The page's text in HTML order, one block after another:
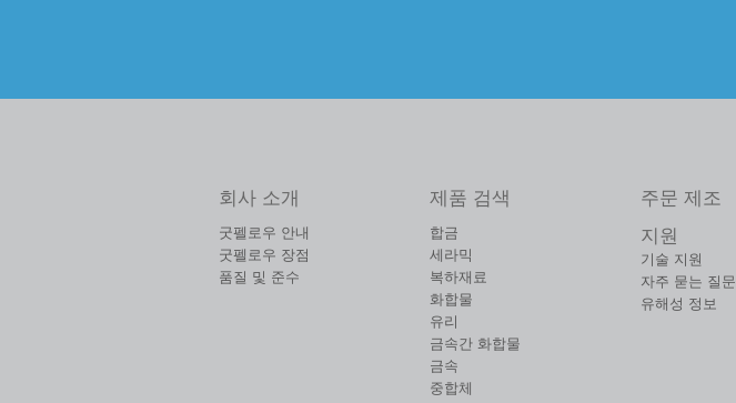
회사 소개
굿펠로우 안내
굿펠로우 장점
품질 및 준수
제품 검색
합금
세라믹
복하재료
화합물
유리
금속간 화합물
금속
중합체
주문 제조
지원
기술 지원
자주 묻는 질문
유해성 정보